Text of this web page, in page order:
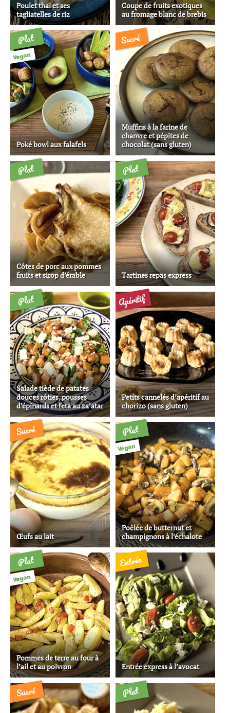
Poulet thaï et ses
tagliatelles de riz
Coupe de fruits exotiques
au fromage blanc de brebis
Plat
Vegan
Poké bowl aux falafels
Sucré
Muffins à la farine de
chanvre et pépites de
chocolat (sans gluten)
Plat
Côtes de porc aux pommes
fruits et sirop d’érable
Plat
Tartines repas express
Plat
Salade tiède de patates
douces rôties, pousses
d’épinards et feta au za’atar
Apéritif
Petits cannelés d’apéritif au
chorizo (sans gluten)
Sucré
Œufs au lait
Plat
Vegan
Poêlée de butternut et
champignons à l’échalote
Plat
Vegan
Pommes de terre au four à
l’ail et au poivron
Entrée
Entrée express à l’avocat
Sucré Plat